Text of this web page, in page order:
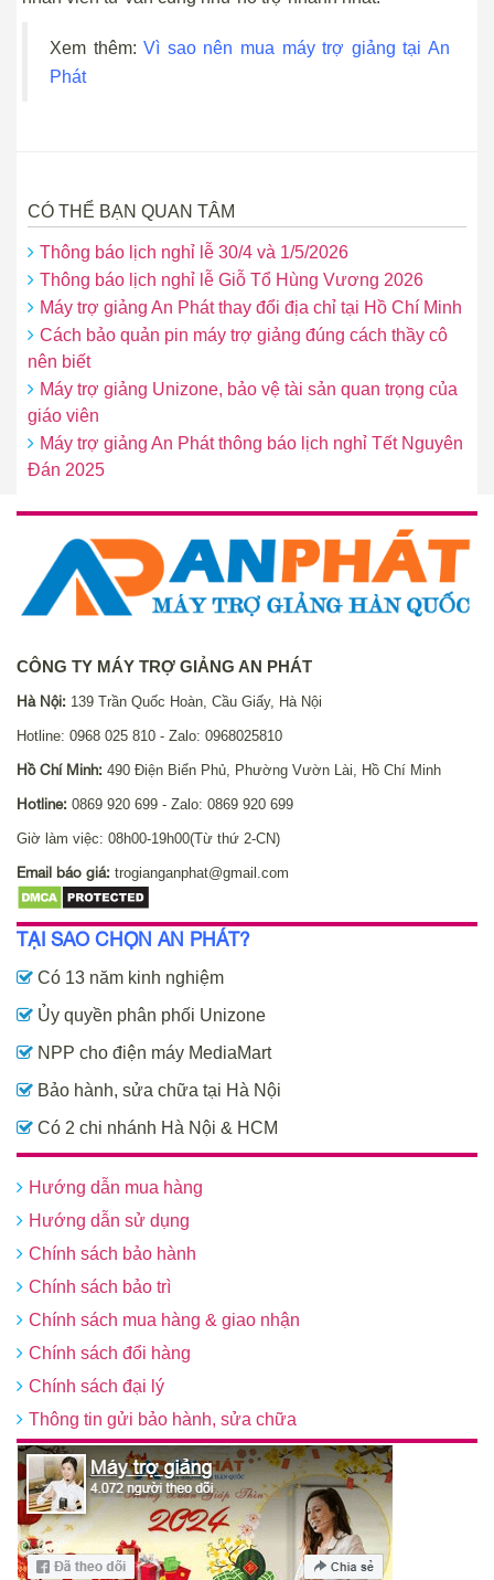
Xem thêm:Vì sao nên mua máy trợ giảng tại An
Phát
CÓ THỂ BẠN QUAN TÂM
Thông báo lịch nghỉ lễ 30/4 và 1/5/2026
Thông báo lịch nghỉ lễ Giỗ Tổ Hùng Vương 2026
Máy trợ giảng An Phát thay đổi địa chỉ tại Hồ Chí Minh
Cách bảo quản pin máy trợ giảng đúng cách thầy cô
nên biết
Máy trợ giảng Unizone, bảo vệ tài sản quan trọng của
giáo viên
Máy trợ giảng An Phát thông báo lịch nghỉ Tết Nguyên
Đán 2025
CÔNG TY MÁY TRỢ GIẢNG AN PHÁT
Hà Nội: 139 Trần Quốc Hoàn, Cầu Giấy, Hà Nội
Hotline: 0968 025 810 - Zalo: 0968025810
Hồ Chí Minh: 490 Điện Biển Phủ, Phường Vườn Lài, Hồ Chí Minh
Hotline: 0869 920 699 - Zalo: 0869 920 699
Giờ làm việc: 08h00-19h00(Từ thứ 2-CN)
Email báo giá: trogianganphat@gmail.com
TẠI SAO CHỌN AN PHÁT?
Có 13 năm kinh nghiệm
Ủy quyền phân phối Unizone
NPP cho điện máy MediaMart
Bảo hành, sửa chữa tại Hà Nội
Có 2 chi nhánh Hà Nội & HCM
Hướng dẫn mua hàng
Hướng dẫn sử dụng
Chính sách bảo hành
Chính sách bảo trì
Chính sách mua hàng & giao nhận
Chính sách đổi hàng
Chính sách đại lý
Thông tin gửi bảo hành, sửa chữa